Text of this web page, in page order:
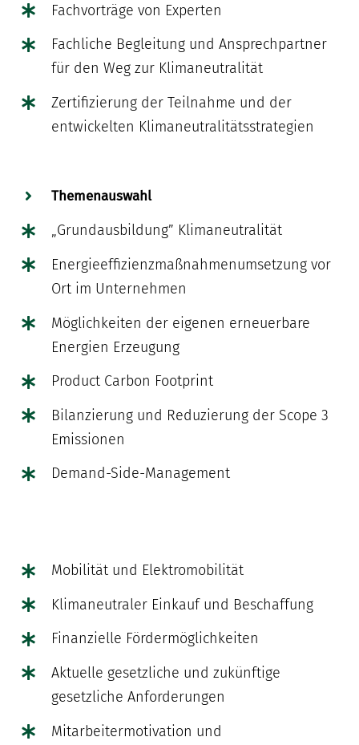
Fachvorträge von Experten
Fachliche Begleitung und Ansprechpartner
für den Weg zur Klimaneutralität
Zertifizierung der Teilnahme und der
entwickelten Klimaneutralitätsstrategien
Themenauswahl
„Grundausbildung” Klimaneutralität
Energieeffizienzmaßnahmenumsetzung vor
Ort im Unternehmen
Möglichkeiten der eigenen erneuerbare
Energien Erzeugung
Product Carbon Footprint
Bilanzierung und Reduzierung der Scope 3
Emissionen
Demand-Side-Management
Mobilität und Elektromobilität
Klimaneutraler Einkauf und Beschaffung
Finanzielle Fördermöglichkeiten
Aktuelle gesetzliche und zukünftige
gesetzliche Anforderungen
Mitarbeitermotivation und